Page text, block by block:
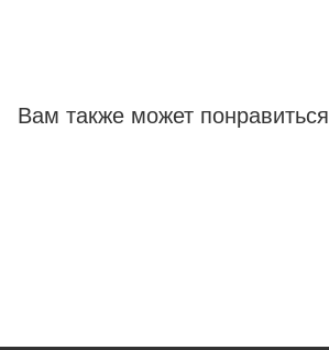
Вам также может понравиться